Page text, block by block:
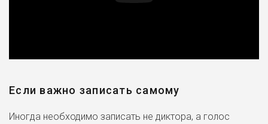
Если важно записать самому
Иногда необходимо записать не диктора, а голос